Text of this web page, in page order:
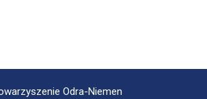
Odra-Niemen